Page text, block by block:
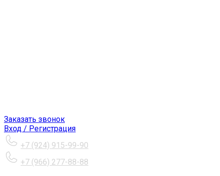
Заказать звонок
Вход / Регистрация
+7 (924) 915-99-90
+7 (966) 277-88-88